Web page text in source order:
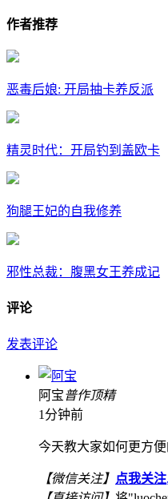
作者推荐
恶毒后娘: 开局抽卡养反派
精灵时代：开局钓到盖欧卡
狗腿王妃的自我修养
邪性总裁：腹黑女王养成记
评论
发表评论
阿宝普作顶精
1分钟前
今天教大家如何更方便
【微信关注】 点我关注